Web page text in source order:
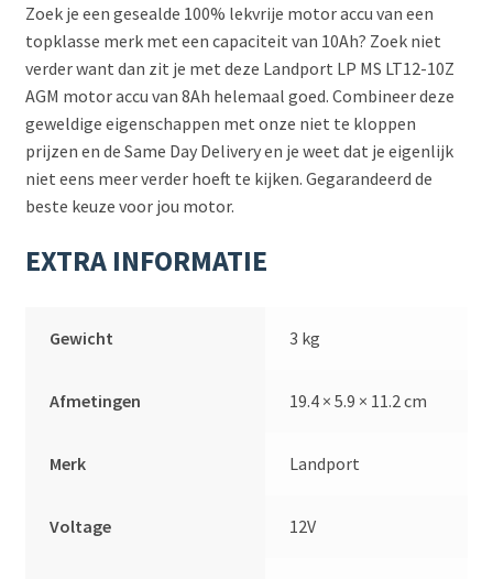
Zoek je een gesealde 100% lekvrije motor accu van een
topklasse merk met een capaciteit van 10Ah? Zoek niet
verder want dan zit je met deze Landport LP MS LT12-10Z
AGM motor accu van 8Ah helemaal goed. Combineer deze
geweldige eigenschappen met onze niet te kloppen
prijzen en de Same Day Delivery en je weet dat je eigenlijk
niet eens meer verder hoeft te kijken. Gegarandeerd de
beste keuze voor jou motor.
EXTRA INFORMATIE
Gewicht 3 kg
Afmetingen 19.4 × 5.9 × 11.2 cm
Merk Landport
Voltage 12V